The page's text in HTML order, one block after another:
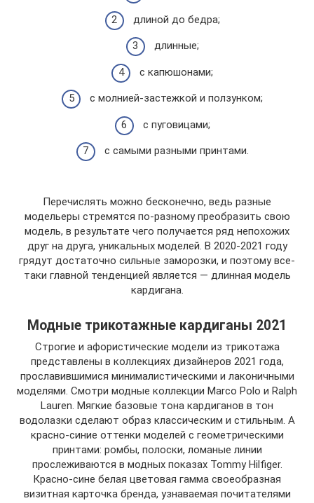
длиной до бедра;
длинные;
с капюшонами;
с молнией-застежкой и ползунком;
с пуговицами;
с самыми разными принтами.
Перечислять можно бесконечно, ведь разные
модельеры стремятся по-разному преобразить свою
модель, в результате чего получается ряд непохожих
друг на друга, уникальных моделей. В 2020-2021 году
грядут достаточно сильные заморозки, и поэтому все-
таки главной тенденцией является — длинная модель
кардигана.
Модные трикотажные кардиганы 2021
Строгие и афористические модели из трикотажа
представлены в коллекциях дизайнеров 2021 года,
прославившимися минималистическими и лаконичными
моделями. Смотри модные коллекции Marco Polo и Ralph
Lauren. Мягкие базовые тона кардиганов в тон
водолазки сделают образ классическим и стильным. А
красно-синие оттенки моделей с геометрическими
принтами: ромбы, полоски, ломаные линии
прослеживаются в модных показах Tommy Hilfiger.
Красно-сине белая цветовая гамма своеобразная
визитная карточка бренда, узнаваемая почитателями